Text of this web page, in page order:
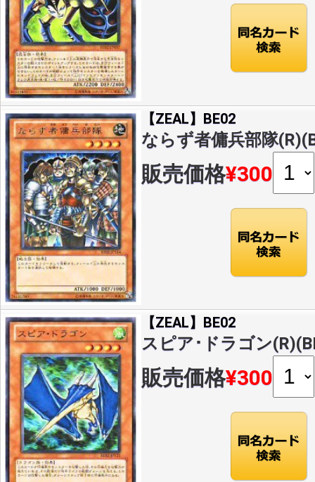
【ZEAL】BE02
ならず者傭兵部隊
販売価格¥300
【ZEAL】BE02
スピア･ドラゴン
販売価格¥300